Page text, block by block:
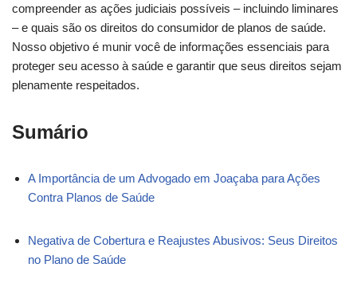
compreender as ações judiciais possíveis – incluindo liminares
– e quais são os direitos do consumidor de planos de saúde.
Nosso objetivo é munir você de informações essenciais para
proteger seu acesso à saúde e garantir que seus direitos sejam
plenamente respeitados.
Sumário
A Importância de um Advogado em Joaçaba para Ações
Contra Planos de Saúde
Negativa de Cobertura e Reajustes Abusivos: Seus Direitos
no Plano de Saúde